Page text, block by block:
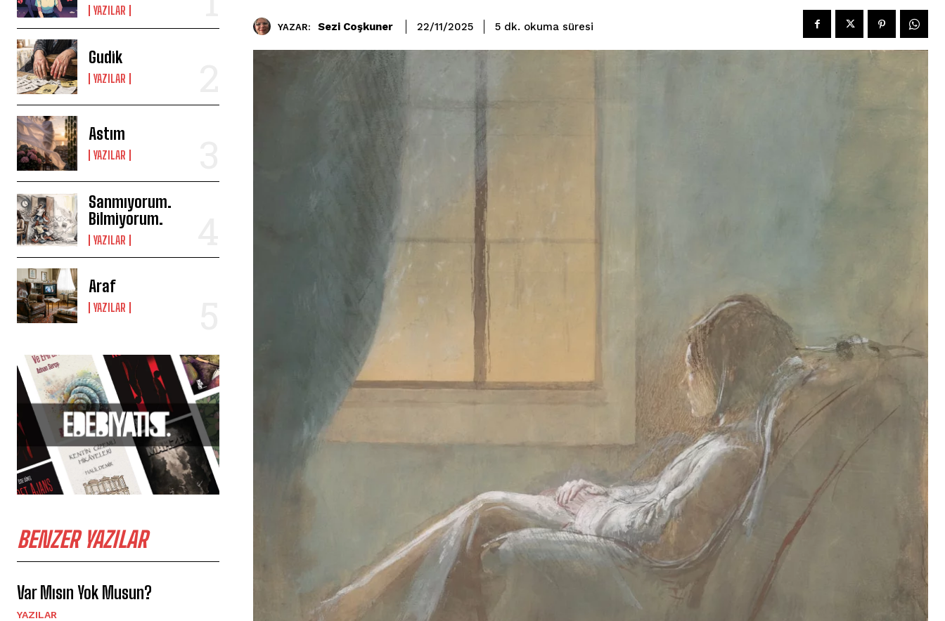
YAZILAR
Gudik
YAZILAR
Astım
YAZILAR
Sanmıyorum.
Bilmiyorum.
YAZILAR
Araf
YAZILAR
BENZER YAZILAR
Var Mısın Yok Musun?
YAZILAR
YAZAR: Sezi Coşkuner 22/11/2025 5 dk. okuma süresi